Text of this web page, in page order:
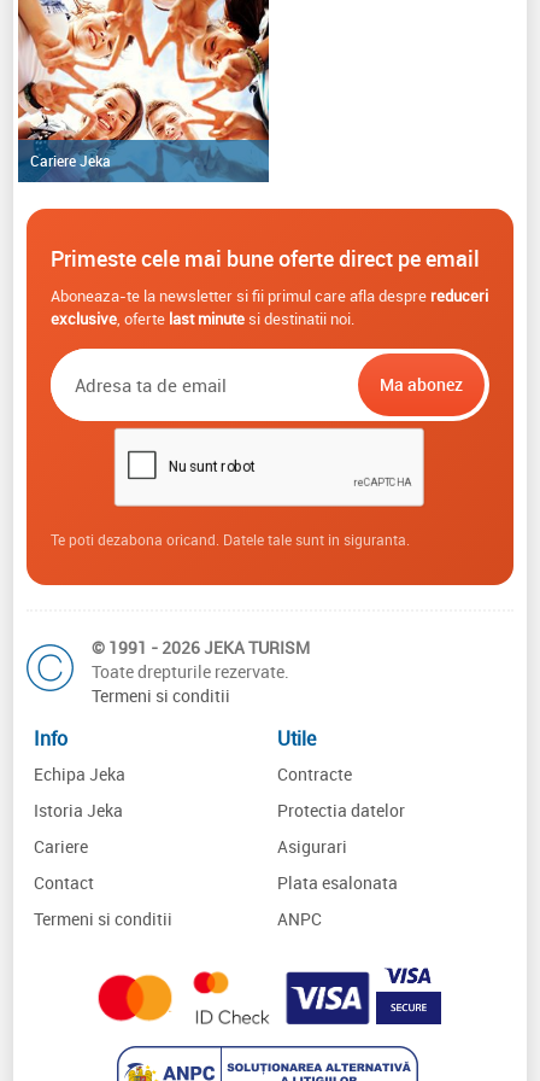
Cariere Jeka
Primeste cele mai bune oferte direct pe email
Aboneaza-te la newsletter si fii primul care afla despre reduceri
exclusive, oferte last minutesi destinatii noi.
Te poti dezabona oricand. Datele tale sunt in siguranta.
© 1991 - 2026 JEKA TURISM
Toate drepturile rezervate.
Termeni si conditii
Info
Echipa Jeka
Istoria Jeka
Cariere
Contact
Termeni si conditii
Utile
Contracte
Protectia datelor
Asigurari
Plata esalonata
ANPC